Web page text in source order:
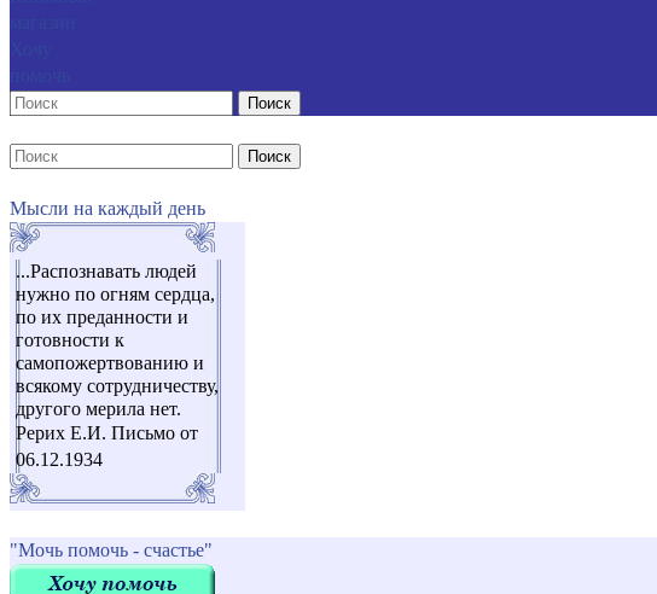
Поиск
Поиск
Мысли на каждый день
...Распознавать людей
нужно по огням сердца,
по их преданности и
готовности к
самопожертвованию и
всякому сотрудничеству,
другого мерила нет.
Рерих Е.И. Письмо от
06.12.1934
"Мочь помочь - счастье"